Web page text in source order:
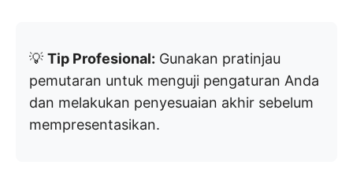
💡 Tip Profesional: Gunakan pratinjau
pemutaran untuk menguji pengaturan Anda
dan melakukan penyesuaian akhir sebelum
mempresentasikan.